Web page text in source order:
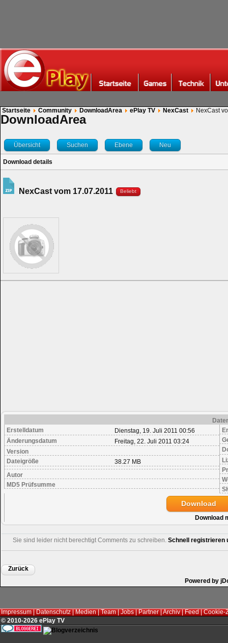
Startseite Community DownloadArea ePlay TV NexCast NexCast
DownloadArea
Übersicht Suchen Ebene Neu
Download details
NexCast vom 17.07.2011 Beliebt
Erstelldatum
Dienstag, 19. Juli 2011 00:56
Änderungsdatum
Freitag, 22. Juli 2011 03:24
Version
Dateigröße
38.27 MB
Autor
MD5 Prüfsumme
Download
Download
Sie sind leider nicht berechtigt Comments zu schreiben. Schnell registrieren
Zurück
Powered by
Impressum|Datenschutz|Medien|Team|Jobs|Partner|Archiv|Feed|Cookie-
© 2010-2026 ePlay TV